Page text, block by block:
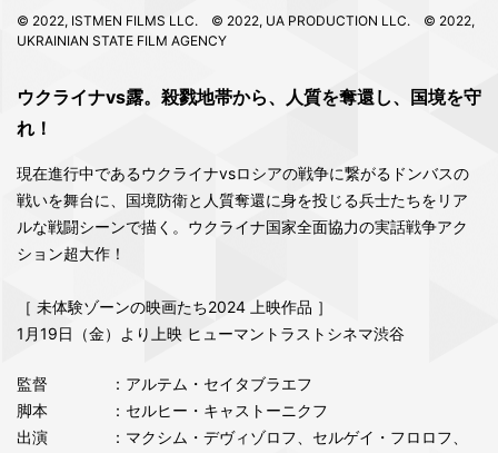
© 2022, ISTMEN FILMS LLC. © 2022, UA PRODUCTION LLC. © 2022,
UKRAINIAN STATE FILM AGENCY
ウクライナvs露。殺戮地帯から、人質を奪還し、国境を守
れ！
現在進行中であるウクライナvsロシアの戦争に繋がるドンバスの
戦いを舞台に、国境防衛と人質奪還に身を投じる兵士たちをリア
ルな戦闘シーンで描く。ウクライナ国家全面協力の実話戦争アク
ション超大作！
［ 未体験ゾーンの映画たち2024 上映作品 ］
1月19日（金）より上映 ヒューマントラストシネマ渋谷
監督
：アルテム・セイタブラエフ
脚本
：セルヒー・キャストーニクフ
出演
：マクシム・デヴィゾロフ、セルゲイ・フロロフ、